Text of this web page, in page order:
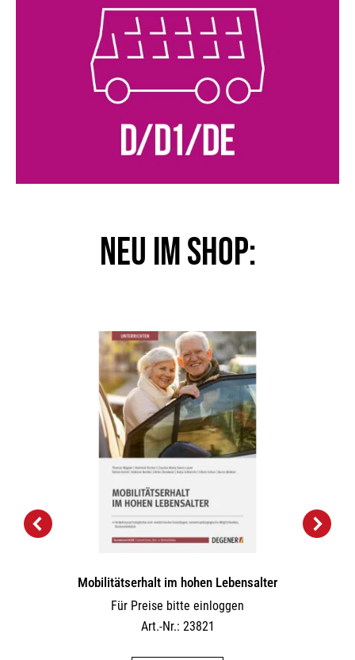
NEU im Shop:
Mobilitätserhalt im hohen Lebensalter
Für Preise bitte einloggen
Art.-Nr.: 23821